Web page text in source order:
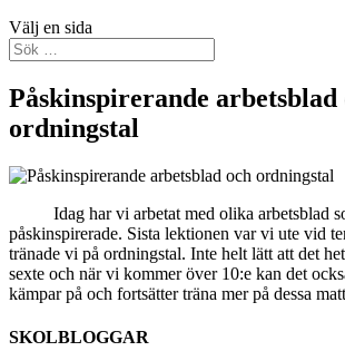
Välj en sida
Påskinspirerande arbetsblad
ordningstal
Idag har vi arbetat med olika arbetsblad
påskinspirerade. Sista lektionen var vi ute vid
tränade vi på ordningstal. Inte helt lätt att det
sexte och när vi kommer över 10:e kan det
kämpar på och fortsätter träna mer på dessa
SKOLBLOGGAR